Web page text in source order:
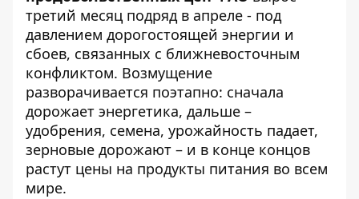
третий месяц подряд в апреле - под
давлением дорогостоящей энергии и
сбоев, связанных с ближневосточным
конфликтом. Возмущение
разворачивается поэтапно: сначала
дорожает энергетика, дальше –
удобрения, семена, урожайность падает,
зерновые дорожают – и в конце концов
растут цены на продукты питания во всем
мире.